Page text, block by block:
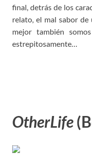
final, detrás de los
relato, el mal sabor
mejor también
estrepitosamente…
OtherLife